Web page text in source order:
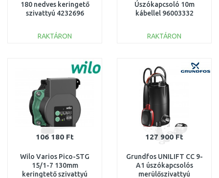
180 nedves keringető
szivattyú 4232696
RAKTÁRON
Összehasonlítás
Úszókapcsoló 10m
kábellel 96003332
RAKTÁRON
Összehasonlítás
106 180 Ft
Wilo Varios Pico-STG
15/1-7 130mm
keringtető szivattyú
127 900 Ft
Grundfos UNILIFT CC 9-
A1 úszókapcsolós
merülőszivattyú